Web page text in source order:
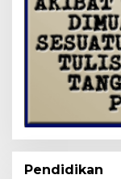
Pendidikan